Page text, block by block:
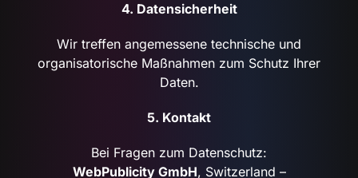
4. Datensicherheit
Wir treffen angemessene technische und
organisatorische Maßnahmen zum Schutz Ihrer
Daten.
5. Kontakt
Bei Fragen zum Datenschutz:
WebPublicity GmbH, Switzerland –